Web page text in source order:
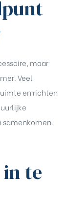
maar
Veel
en richten
samenkomen.
te